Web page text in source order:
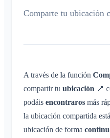
Nuevo Klubraum
Guía de solución de
¿Qué es el calendario?
Confirmar / declinar
Inscripción de niños e
Compartir ubicación
Calendario personal
Comparte tu ubicación
A través de la función
compartir tu ubicación 📍
podáis encontraros más
la ubicación compartida
ubicación de forma